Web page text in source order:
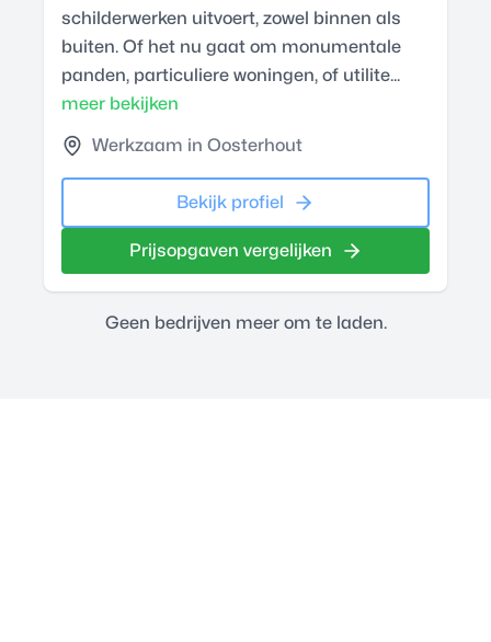
schilderwerken uitvoert, zowel binnen als
buiten. Of het nu gaat om monumentale
panden, particuliere woningen, of utilite...
meer bekijken
Werkzaam in Oosterhout
Bekijk profiel
Prijsopgaven vergelijken
Geen bedrijven meer om te laden.